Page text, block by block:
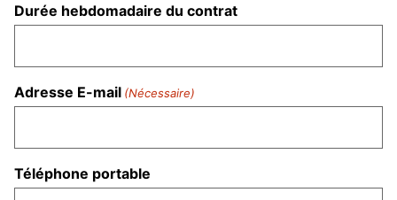
Durée hebdomadaire du contrat
Adresse E-mail (Nécessaire)
Téléphone portable